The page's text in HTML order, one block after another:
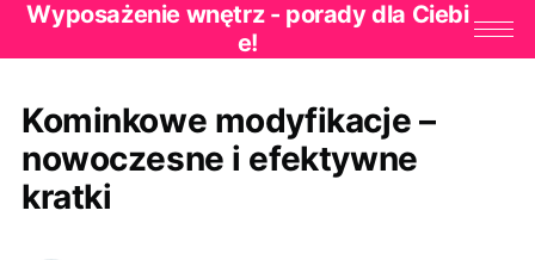
Wyposażenie wnętrz - porady dla Ciebi
e!
Kominkowe modyfikacje –
nowoczesne i efektywne
kratki